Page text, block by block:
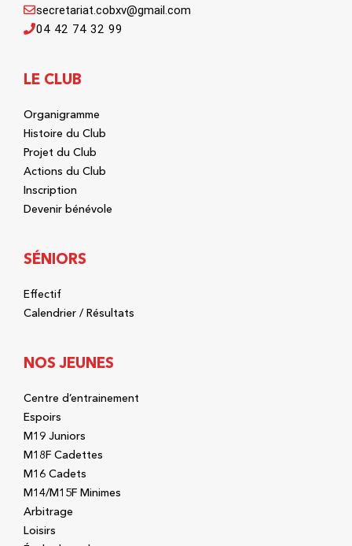
04 42 74 32 99
secretariat.cobxv@gmail.com
LE CLUB
Organigramme
Histoire du Club
Projet du Club
Actions du Club
Inscription
Devenir bénévole
SÉNIORS
Effectif
Calendrier / Résultats
NOS JEUNES
Centre d’entrainement
Espoirs
M19 Juniors
M18F Cadettes
M16 Cadets
M14/M15F Minimes
Arbitrage
Loisirs